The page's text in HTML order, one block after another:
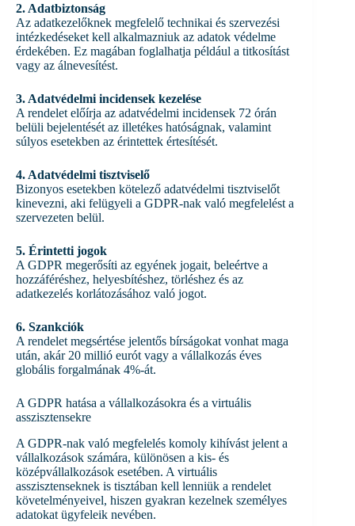
2. Adatbiztonság
Az adatkezelőknek megfelelő technikai és szervezési
intézkedéseket kell alkalmazniuk az adatok védelme
érdekében. Ez magában foglalhatja például a titkosítást
vagy az álnevesítést.
3. Adatvédelmi incidensek kezelése
A rendelet előírja az adatvédelmi incidensek 72 órán
belüli bejelentését az illetékes hatóságnak, valamint
súlyos esetekben az érintettek értesítését.
4. Adatvédelmi tisztviselő
Bizonyos esetekben kötelező adatvédelmi tisztviselőt
kinevezni, aki felügyeli a GDPR-nak való megfelelést a
szervezeten belül.
5. Érintetti jogok
A GDPR megerősíti az egyének jogait, beleértve a
hozzáféréshez, helyesbítéshez, törléshez és az
adatkezelés korlátozásához való jogot.
6. Szankciók
A rendelet megsértése jelentős bírságokat vonhat maga
után, akár 20 millió eurót vagy a vállalkozás éves
globális forgalmának 4%-át.
A GDPR hatása a vállalkozásokra és a virtuális
asszisztensekre
A GDPR-nak való megfelelés komoly kihívást jelent a
vállalkozások számára, különösen a kis- és
középvállalkozások esetében. A virtuális
asszisztenseknek is tisztában kell lenniük a rendelet
követelményeivel, hiszen gyakran kezelnek személyes
adatokat ügyfeleik nevében.